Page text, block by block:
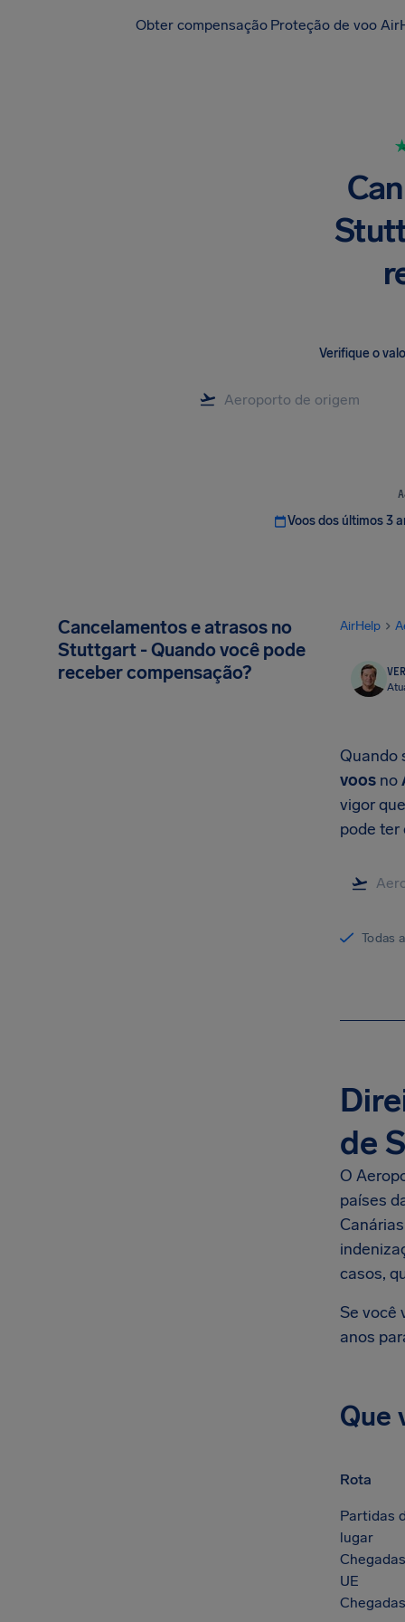
Obter compensação Proteção de voo
Verifique o
Voos dos últimos 3
Cancelamentos e atrasos no
Stuttgart - Quando você pode
receber compensação?
AirHelp
Quando
voos no
vigor
pode
Todas
de
O
países
casos,
Se você
anos
Que
Rota
Partidas
lugar
UE